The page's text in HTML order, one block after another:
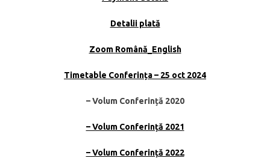
Detalii plată
Zoom Română_English
Timetable Conferința – 25 oct 2024
– Volum Conferință 2020
– Volum Conferință 2021
– Volum Conferință 2022